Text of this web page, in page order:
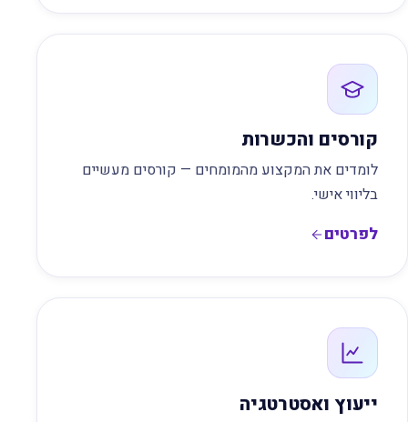
קורסים והכשרות
לומדים את המקצוע מהמומחים — קורסים מעשיים
בליווי אישי.
לפרטים
ייעוץ ואסטרטגיה